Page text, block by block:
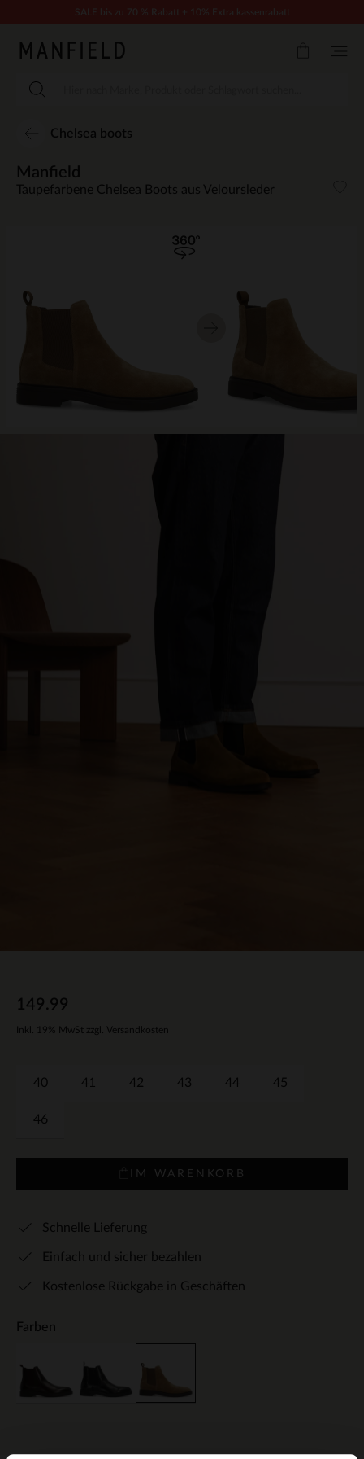
Chelsea boots
Manfield
Taupefarbene Chelsea Boots aus Veloursleder
149.99
Inkl. 19% MwSt zzgl. Versandkosten
40 41 42 43 44 45
46
IM WARENKORB
Schnelle Lieferung
Einfach und sicher bezahlen
Kostenlose Rückgabe in Geschäften
Farben